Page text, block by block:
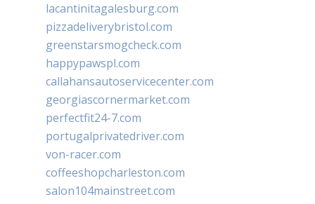
lacantinitagalesburg.com
pizzadeliverybristol.com
greenstarsmogcheck.com
happypawspl.com
callahansautoservicecenter.com
georgiascornermarket.com
perfectfit24-7.com
portugalprivatedriver.com
von-racer.com
coffeeshopcharleston.com
salon104mainstreet.com